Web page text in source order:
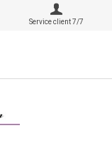
Service client 7/7